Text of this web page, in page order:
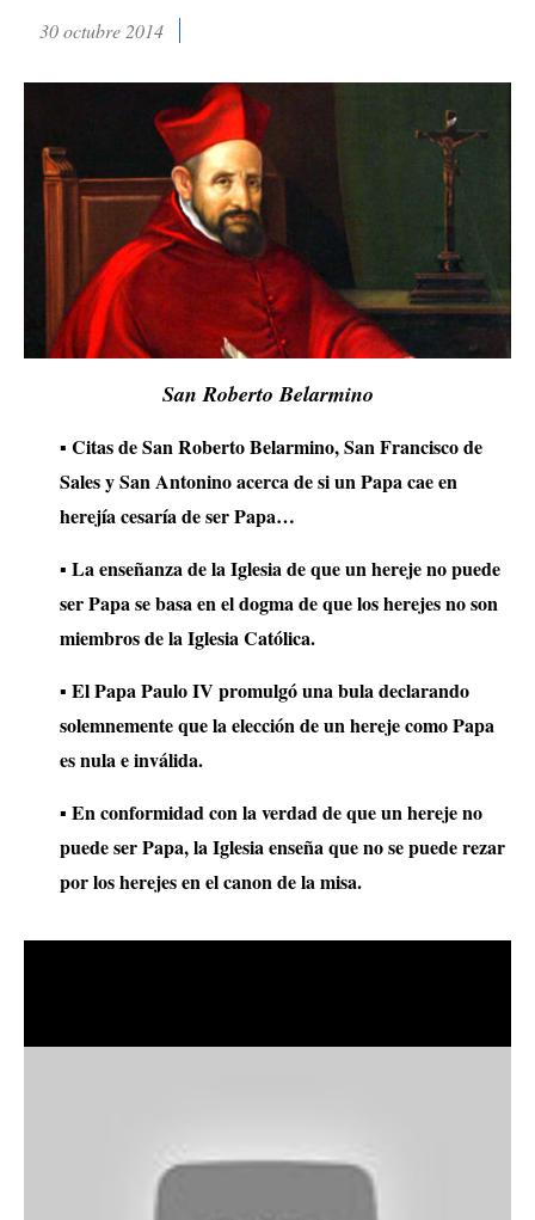
30 octubre 2014
San Roberto Belarmino
▪ Citas de San Roberto Belarmino, San Francisco de
Sales y San Antonino acerca de si un Papa cae en
herejía cesaría de ser Papa…
▪ La enseñanza de la Iglesia de que un hereje no puede
ser Papa se basa en el dogma de que los herejes no son
miembros de la Iglesia Católica.
▪ El Papa Paulo IV promulgó una bula declarando
solemnemente que la elección de un hereje como Papa
es nula e inválida.
▪ En conformidad con la verdad de que un hereje no
puede ser Papa, la Iglesia enseña que no se puede rezar
por los herejes en el canon de la misa.